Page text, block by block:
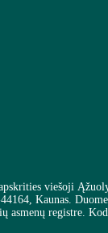
viešoji
Kaunas.
asmenų registre.